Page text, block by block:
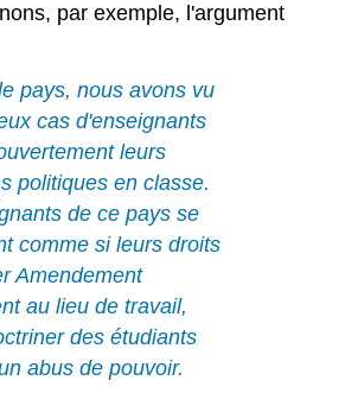
par exemple, l'argument
pays, nous avons vu
cas d'enseignants
leurs
politiques en classe.
de ce pays se
comme si leurs droits
Amendement
au lieu de travail,
des étudiants
abus de pouvoir.